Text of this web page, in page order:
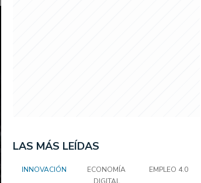
LAS MÁS LEÍDAS
INNOVACIÓN
ECONOMÍA
EMPLEO 4.0